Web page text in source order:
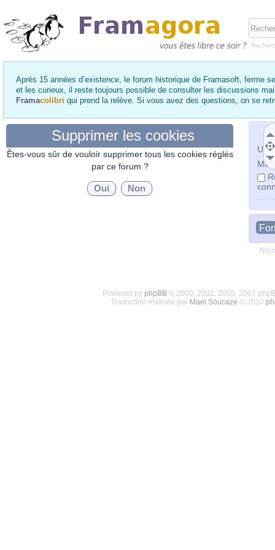
Après 15 années d’existence, le forum historique de Framasoft, ferme
et les curieux, il reste toujours possible de consulter les discussions
Framacolibri qui prend la relève. Si vous avez des questions, on se
Mot
Supprimer les cookies
Êtes-vous sûr de vouloir supprimer tous les cookies réglés
par ce forum ?
Powered by phpBB© 2000, 2002, 2005, 2007
Traduction réalisée par Maël Soucaze © 2010